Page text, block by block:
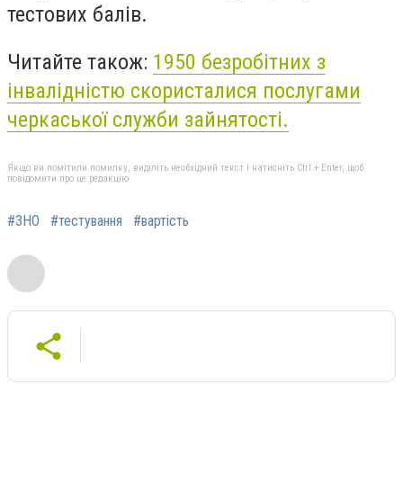
тестових балів.
Читайте також: 1950 безробітних з
інвалідністю скористалися послугами
черкаської служби зайнятості.
Якщо ви помітили помилку, виділіть необхідний текст і натисніть Ctrl + Enter, щоб
повідомити про це редакцію
#ЗНО #тестування #вартість